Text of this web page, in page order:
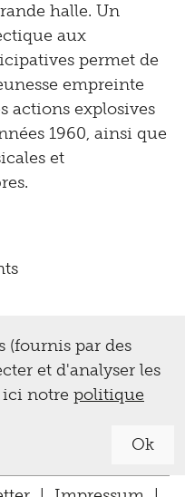
halle. Un
aux
permet de
empreinte
actions explosives
1960, ainsi que
et
(fournis par des
et d'analyser les
ici notre politique
Ok